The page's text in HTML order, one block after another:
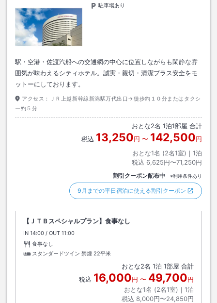
駐車場あり
駅・空港・佐渡汽船への交通網の中心に位置しながらも閑静な雰
囲気が味わえるシティホテル。誠実・親切・清潔プラス安全をモ
ットーにしております。
アクセス：
ＪＲ上越新幹線新潟駅万代出口→徒歩約１０分またはタクシ
ー約５分
おとな2名 1泊1部屋 合計
税込 13,250円 〜 142,500円
おとな1名 (2名1室)｜ 1泊
税込 6,625円〜71,250円
割引クーポン配布中 ※利用条件あり
9月までの平日宿泊に使える割引クーポン
【ＪＴＢスペシャルプラン】食事なし
IN チェックイン
14:00 / OUT チェックアウト
11:00
食事なし
スタンダードツイン 禁煙 22平米
おとな2名 1泊 1部屋 合計
税込 16,000円 〜 49,700円
おとな1名 (2名1室)｜ 1泊
税込 8,000円〜24,850円